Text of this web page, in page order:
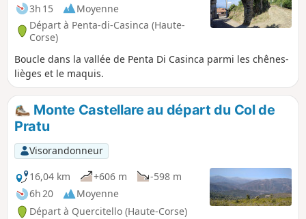
3h 15
Moyenne
Départ à Penta-di-Casinca (Haute-
Corse)
Boucle dans la vallée de Penta Di Casinca parmi les chênes-
lièges et le maquis.
Monte Castellare au départ du Col de
Pratu
Visorandonneur
16,04 km
+606 m
-598 m
6h 20
Moyenne
Départ à Quercitello (Haute-Corse)